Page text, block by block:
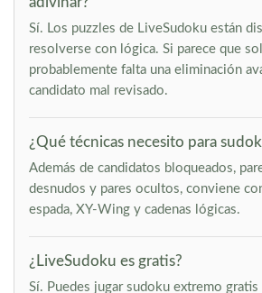
Sí. Los puzzles de LiveSudoku están
resolverse con lógica. Si parece que
probablemente falta una eliminación
candidato mal revisado.
¿Qué técnicas necesito para
Además de candidatos bloqueados,
desnudos y pares ocultos, conviene
espada, XY-Wing y cadenas lógicas.
¿LiveSudoku es gratis?
Sí. Puedes jugar sudoku extremo